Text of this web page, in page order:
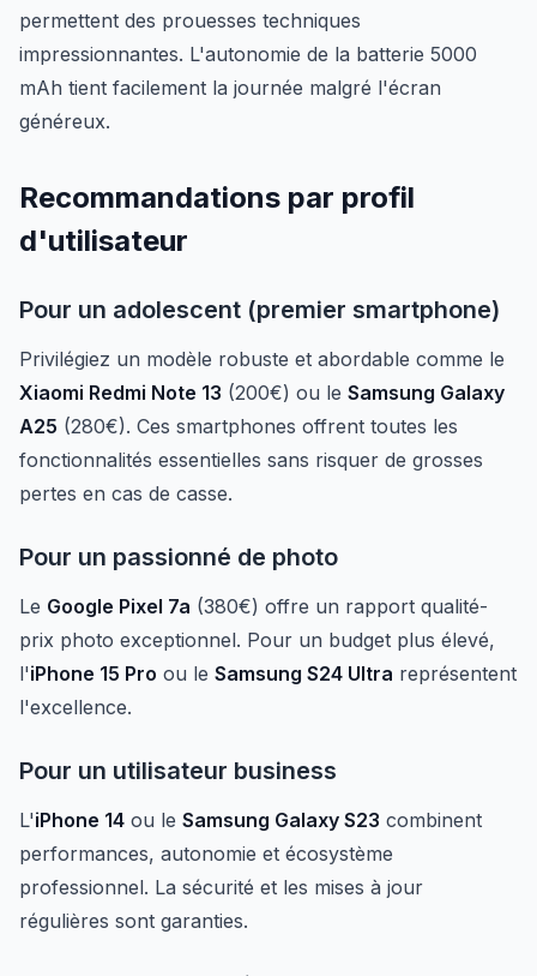
permettent des prouesses techniques
impressionnantes. L'autonomie de la batterie 5000
mAh tient facilement la journée malgré l'écran
généreux.
Recommandations par profil
d'utilisateur
Pour un adolescent (premier smartphone)
Privilégiez un modèle robuste et abordable comme le
Xiaomi Redmi Note 13 (200€) ou le Samsung Galaxy
A25 (280€). Ces smartphones offrent toutes les
fonctionnalités essentielles sans risquer de grosses
pertes en cas de casse.
Pour un passionné de photo
Le Google Pixel 7a (380€) offre un rapport qualité-
prix photo exceptionnel. Pour un budget plus élevé,
l'iPhone 15 Pro ou le Samsung S24 Ultra représentent
l'excellence.
Pour un utilisateur business
L'iPhone 14 ou le Samsung Galaxy S23 combinent
performances, autonomie et écosystème
professionnel. La sécurité et les mises à jour
régulières sont garanties.